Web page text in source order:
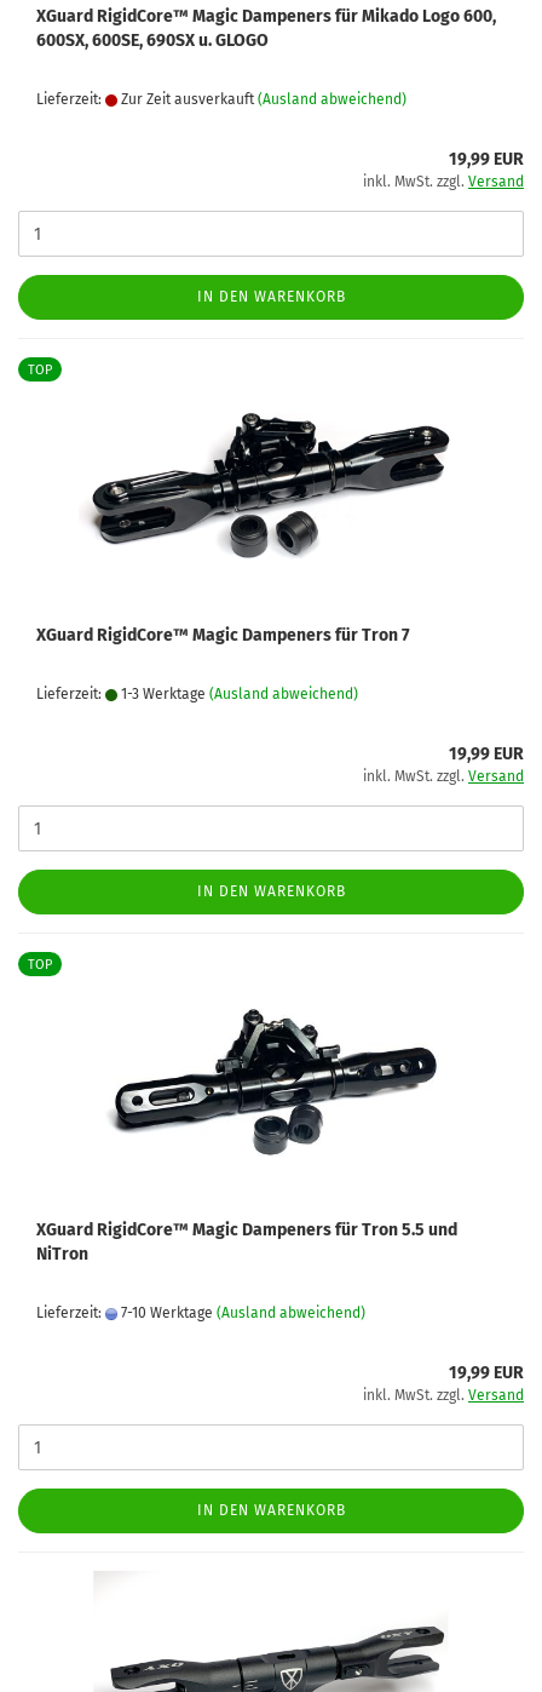
XGuard RigidCore™ Magic Dampeners für Mikado Logo 600,
600SX, 600SE, 690SX u. GLOGO
Lieferzeit: Zur Zeit ausverkauft (Ausland abweichend)
19,99 EUR
inkl. MwSt. zzgl. Versand
IN DEN WARENKORB
TOP
XGuard RigidCore™ Magic Dampeners für Tron 7
Lieferzeit: 1-3 Werktage (Ausland abweichend)
19,99 EUR
inkl. MwSt. zzgl. Versand
IN DEN WARENKORB
TOP
XGuard RigidCore™ Magic Dampeners für Tron 5.5 und
NiTron
Lieferzeit: 7-10 Werktage (Ausland abweichend)
19,99 EUR
inkl. MwSt. zzgl. Versand
IN DEN WARENKORB